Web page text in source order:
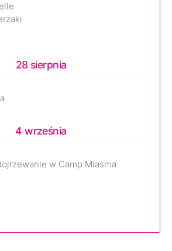
28 sierpnia
4 września
w Camp Miasma